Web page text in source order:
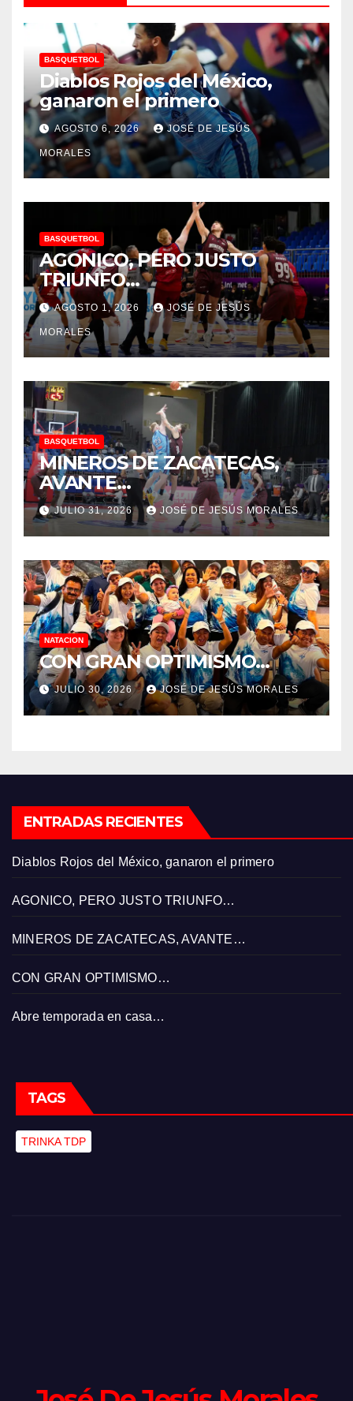
BASQUETBOL
Diablos Rojos del México,
ganaron el primero
AGOSTO 6, 2026 JOSÉ DE JESÚS
MORALES
BASQUETBOL
AGONICO, PERO JUSTO
TRIUNFO…
AGOSTO 1, 2026 JOSÉ DE JESÚS
MORALES
BASQUETBOL
MINEROS DE ZACATECAS,
AVANTE…
JULIO 31, 2026 JOSÉ DE JESÚS MORALES
NATACION
CON GRAN OPTIMISMO…
JULIO 30, 2026 JOSÉ DE JESÚS MORALES
ENTRADAS RECIENTES
Diablos Rojos del México, ganaron el primero
AGONICO, PERO JUSTO TRIUNFO…
MINEROS DE ZACATECAS, AVANTE…
CON GRAN OPTIMISMO…
Abre temporada en casa…
TAGS
TRINKA TDP